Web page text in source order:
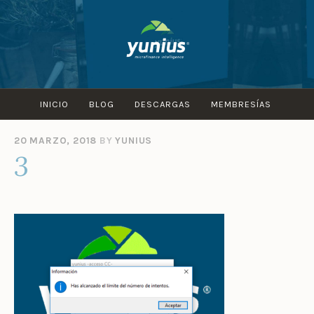
Skip
to
content
INICIO BLOG DESCARGAS MEMBRESÍAS
20 MARZO, 2018 BYYUNIUS
3